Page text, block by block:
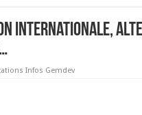
internationale,
Infos Gemdev